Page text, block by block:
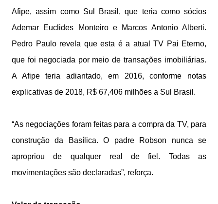
Afipe, assim como Sul Brasil, que teria como sócios
Ademar Euclides Monteiro e Marcos Antonio Alberti.
Pedro Paulo revela que esta é a atual TV Pai Eterno,
que foi negociada por meio de transações imobiliárias.
A Afipe teria adiantado, em 2016, conforme notas
explicativas de 2018, R$ 67,406 milhões a Sul Brasil.
“As negociações foram feitas para a compra da TV, para
construção da Basílica. O padre Robson nunca se
apropriou de qualquer real de fiel. Todas as
movimentações são declaradas”, reforça.